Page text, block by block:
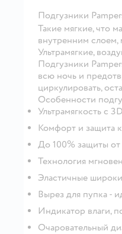
Подгузники
Такие мягкие, что
внутренним слоем,
Ультрамягкие,
Подгузники
всю ночь и
циркулировать,
Особенности
Ультрамягкость с
Комфорт и защита
До 100% защиты
Технология
Эластичные
Вырез для пупка -
Индикатор влаги,
Очаровательный